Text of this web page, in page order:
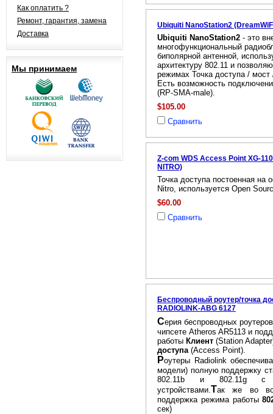
Как оплатить ?
Ремонт, гарантия, замена
Доставка
Мы принимаем
Ubiquiti NanoStation2
Ubiquiti NanoStation2 - это
многофункциональный
биполярной антенной,
архитектуру 802.11 и
режимах Точка доступа / мост
Есть возможность
(RP-SMA-male).
$105.00
Сравнить
Z-com WDS Access Point XG-
NITRO)
Точка доступа постоенная на
Nitro, используется Open
$60.00
Сравнить
Беспроводный роутер/точка
RADIOLINK-ABG 6127
Серия беспроводных
чипсете Atheros AR5113 и
работы Клиент (Station
доступа(Access Point).
Роутеры Radiolink
модели) полную поддержку
802.11b и 802.11g
устройствами.Так же во
поддержка режима работы
сек)